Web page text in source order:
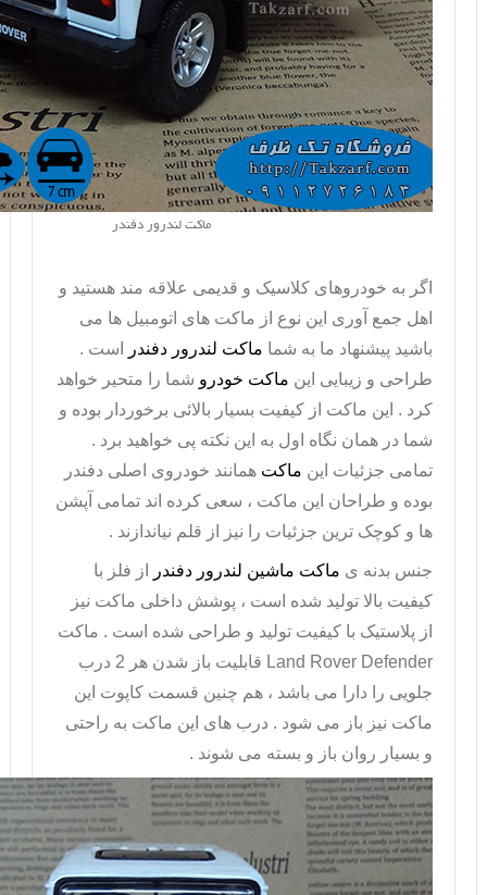
ماکت لندرور دفندر
اگر به خودروهای کلاسیک و قدیمی علاقه مند هستید و
اهل جمع آوری این نوع از ماکت های اتومبیل ها می
باشید پیشنهاد ما به شما ماکت لندرور دفندر
است .
طراحی و زیبایی این ماکت خودرو شما را متحیر خواهد
کرد . این ماکت از کیفیت بسیار بالائی برخوردار بوده و
شما در همان نگاه اول به این نکته پی خواهید برد .
تمامی جزئیات این ماکت همانند خودروی اصلی دفندر
بوده و طراحان این ماکت ، سعی کرده اند تمامی آپشن
ها و کوچک ترین جزئیات را نیز از قلم نیاندازند .
جنس بدنه ی ماکت ماشین لندرور دفندر
از فلز با
کیفیت بالا تولید شده است ، پوشش داخلی ماکت نیز
از پلاستیک با کیفیت تولید و طراحی شده است . ماکت
Land Rover Defender
قابلیت باز شدن هر 2 درب
جلویی را دارا می باشد ، هم چنین قسمت کاپوت این
ماکت نیز باز می شود . درب های این ماکت به راحتی
و بسیار روان باز و بسته می شوند .